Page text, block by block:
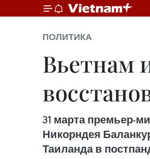
ПОЛИТИКА
Вьетнам
31 марта премьер-
Никорндея
Таиланда в